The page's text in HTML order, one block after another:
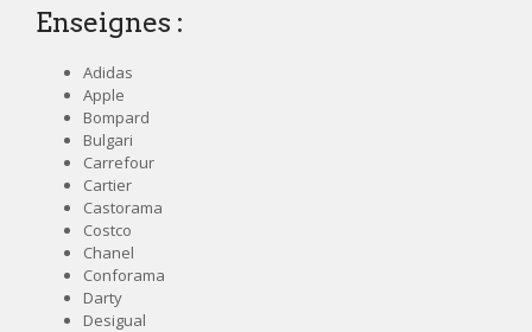
SAVOIR FAIRE
INTERNATIONAL
NOS ACTUALITÉS
CONTACT
Enseignes :
Adidas
Apple
Bompard
Bulgari
Carrefour
Cartier
Castorama
Costco
Chanel
Conforama
Darty
Desigual